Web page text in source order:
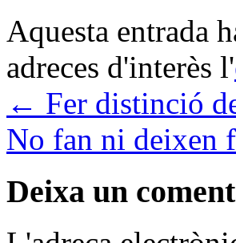
Aquesta entrada
adreces d'interès l'
← Fer distinció
No fan ni deixen
Deixa un